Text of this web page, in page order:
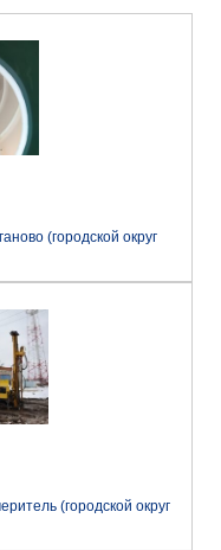
(городской округ
(городской округ